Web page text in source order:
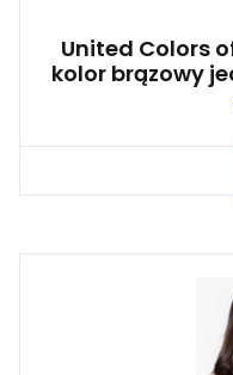
United Colors
kolor brązowy